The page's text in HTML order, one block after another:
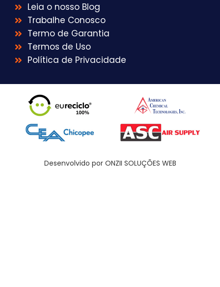
Leia o nosso Blog
Trabalhe Conosco
Termo de Garantia
Termos de Uso
Política de Privacidade
Desenvolvido por ONZII SOLUÇÕES WEB